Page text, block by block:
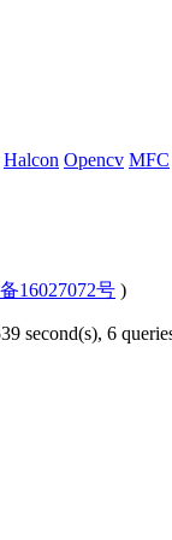
Halcon Opencv MFC
16027072号 )
second(s), 6